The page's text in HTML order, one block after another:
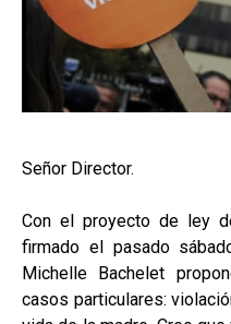
Señor Director.
Con el proyecto de ley
firmado el pasado
Michelle Bachelet
casos particulares: